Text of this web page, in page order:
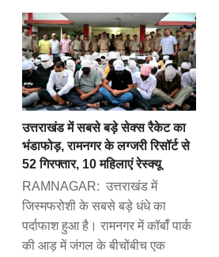
उत्तराखंड में सबसे बड़े सेक्स रैकेट का
भंडाफोड़, रामनगर के लग्जरी रिसॉर्ट से
52 गिरफ्तार, 10 महिलाएं रेस्क्यू
RAMNAGAR: उत्तराखंड में
जिस्मफरोशी के सबसे बड़े धंधे का
पर्दाफाश हुआ है। रामनगर में कॉर्बॉ पार्क
की आड़ में जंगल के बीचोंबीच एक